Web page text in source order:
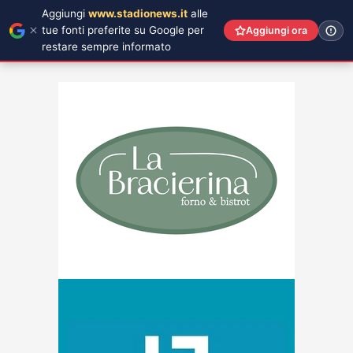
Aggiungi www.stadionews.it alle
tue fonti preferite su Google per
restare sempre informato
Aggiungi ora